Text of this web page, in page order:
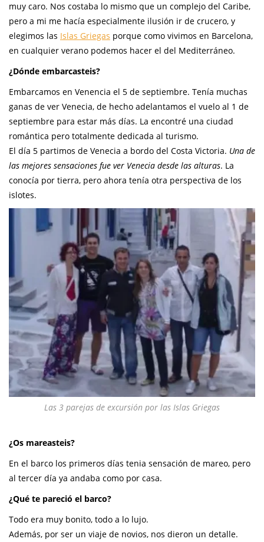
muy caro. Nos costaba lo mismo que un complejo del Caribe,
pero a mi me hacía especialmente ilusión ir de crucero, y
elegimos las Islas Griegas porque como vivimos en Barcelona,
en cualquier verano podemos hacer el del Mediterráneo.
¿Dónde embarcasteis?
Embarcamos en Venencia el 5 de septiembre. Tenía muchas
ganas de ver Venecia, de hecho adelantamos el vuelo al 1 de
septiembre para estar más días. La encontré una ciudad
romántica pero totalmente dedicada al turismo.
El día 5 partimos de Venecia a bordo del Costa Victoria. Una de
las mejores sensaciones fue ver Venecia desde las alturas. La
conocía por tierra, pero ahora tenía otra perspectiva de los
islotes.
Las 3 parejas de excursión por las Islas Griegas
¿Os mareasteis?
En el barco los primeros días tenia sensación de mareo, pero
al tercer día ya andaba como por casa.
¿Qué te pareció el barco?
Todo era muy bonito, todo a lo lujo.
Además, por ser un viaje de novios, nos dieron un detalle.